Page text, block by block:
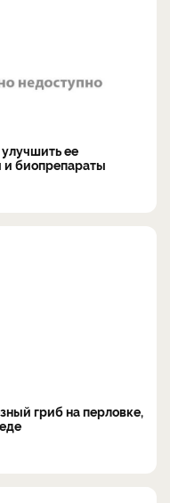
ее
и биопрепараты
гриб на перловке,